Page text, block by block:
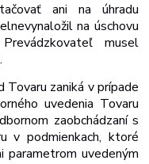
ani na úhradu
vynaložil na úschovu
musel
Tovaru zaniká v prípade
uvedenia Tovaru
zaobchádzaní s
v podmienkach, ktoré
parametrom uvedeným